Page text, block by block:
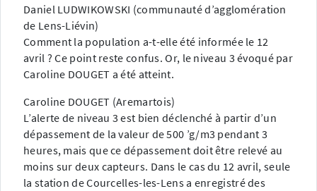
Daniel LUDWIKOWSKI (communauté d’agglomération
de Lens-Liévin)
Comment la population a-t-elle été informée le 12
avril ? Ce point reste confus. Or, le niveau 3 évoqué par
Caroline DOUGET a été atteint.
Caroline DOUGET (Aremartois)
L’alerte de niveau 3 est bien déclenché à partir d’un
dépassement de la valeur de 500 ’g/m3 pendant 3
heures, mais que ce dépassement doit être relevé au
moins sur deux capteurs. Dans le cas du 12 avril, seule
la station de Courcelles-les-Lens a enregistré des